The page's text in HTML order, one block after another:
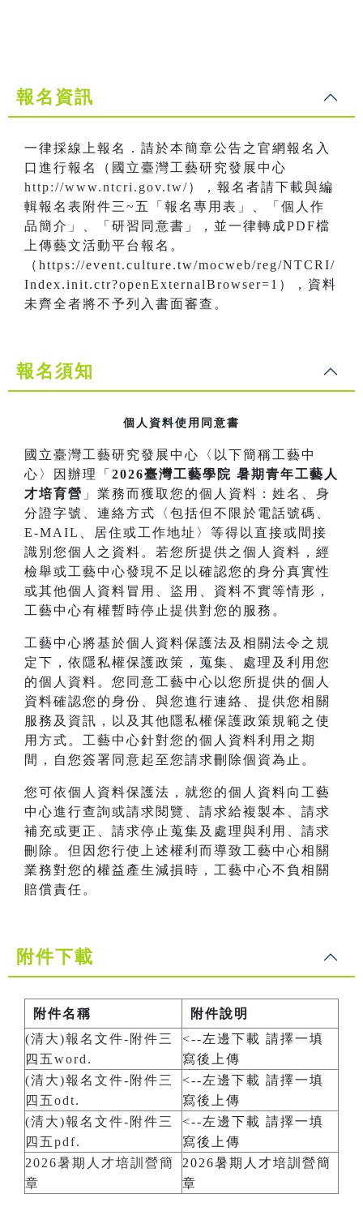
報名資訊
一律採線上報名．請於本簡章公告之官網報名入
口進行報名（國立臺灣工藝研究發展中心
http://www.ntcri.gov.tw/），報名者請下載與編
輯報名表附件三~五「報名專用表」、「個人作
品簡介」、「研習同意書」，並一律轉成PDF檔
上傳藝文活動平台報名。
（https://event.culture.tw/mocweb/reg/NTCRI/
Index.init.ctr?openExternalBrowser=1），資料
未齊全者將不予列入書面審查。
報名須知
個人資料使用同意書
國立臺灣工藝研究發展中心〈以下簡稱工藝中
心〉因辦理「 2026臺灣工藝學院 暑期青年工藝人
才培育營 」業務而獲取您的個人資料：姓名、身
分證字號、連絡方式〈包括但不限於電話號碼、
E-MAIL、居住或工作地址〉等得以直接或間接
識別您個人之資料。若您所提供之個人資料，經
檢舉或工藝中心發現不足以確認您的身分真實性
或其他個人資料冒用、盜用、資料不實等情形，
工藝中心有權暫時停止提供對您的服務。
工藝中心將基於個人資料保護法及相關法令之規
定下，依隱私權保護政策，蒐集、處理及利用您
的個人資料。您同意工藝中心以您所提供的個人
資料確認您的身份、與您進行連絡、提供您相關
服務及資訊，以及其他隱私權保護政策規範之使
用方式。工藝中心針對您的個人資料利用之期
間，自您簽署同意起至您請求刪除個資為止。
您可依個人資料保護法，就您的個人資料向工藝
中心進行查詢或請求閱覽、請求給複製本、請求
補充或更正、請求停止蒐集及處理與利用、請求
刪除。但因您行使上述權利而導致工藝中心相關
業務對您的權益產生減損時，工藝中心不負相關
賠償責任。
附件下載
附件名稱
附件說明
(清大)報名文件-附件三
四五word.
<--左邊下載 請擇一填
寫後上傳
(清大)報名文件-附件三
四五odt.
<--左邊下載 請擇一填
寫後上傳
(清大)報名文件-附件三
四五pdf.
<--左邊下載 請擇一填
寫後上傳
2026暑期人才培訓營簡
章
2026暑期人才培訓營簡
章